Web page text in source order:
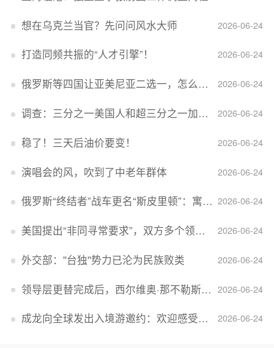
2026-06-24
想在乌克兰当官？先问问风水大师
2026-06-24
打造同频共振的“人才引擎”！
2026-06-24
俄罗斯等四国让亚美尼亚二选一，怎么回事？
2026-06-24
调查：三分之一美国人和超三分之一加拿大人感到经济压力
2026-06-24
稳了！三天后油价要变！
2026-06-24
演唱会的风，吹到了中老年群体
2026-06-24
俄罗斯“终结者”战车更名“斯皮里顿”：寓意强大可靠，彰显俄精神力量
2026-06-24
美国提出“非同寻常要求”，双方多个领域分歧依旧，印美贸易谈判进入“关键阶段”
2026-06-24
外交部：''台独''势力已沦为民族败类
2026-06-24
领导层更替完成后，西尔维奥·那不勒斯出任Lucid首席执行官
2026-06-24
成龙向全球发出入境游邀约：欢迎感受无滤镜的真实中国